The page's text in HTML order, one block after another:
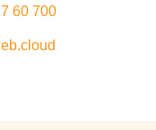
60 700